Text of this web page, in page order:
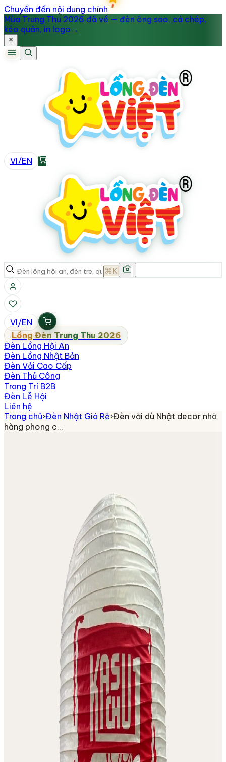
Chuyển đến nội dung chính
Mùa Trung Thu 2026 đã về — đèn ông sao, cá chép,
kéo quân, in logo →
VI/EN
⌘K
VI/EN
Lồng Đèn Trung Thu 2026
Đèn Lồng Hội An
Đèn Lồng Nhật Bản
Đèn Vải Cao Cấp
Đèn Thủ Công
Trang Trí B2B
Đèn Lễ Hội
Liên hệ
Trang chủ›Đèn Nhật Giá Rẻ›Đèn vải dù Nhật decor nhà
hàng phong c…